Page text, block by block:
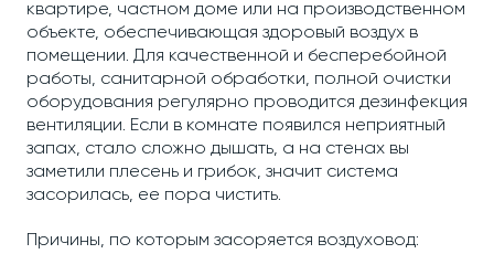
квартире, частном доме или на производственном
объекте, обеспечивающая здоровый воздух в
помещении. Для качественной и бесперебойной
работы, санитарной обработки, полной очистки
оборудования регулярно проводится дезинфекция
вентиляции. Если в комнате появился неприятный
запах, стало сложно дышать, а на стенах вы
заметили плесень и грибок, значит система
засорилась, ее пора чистить.
Причины, по которым засоряется воздуховод: